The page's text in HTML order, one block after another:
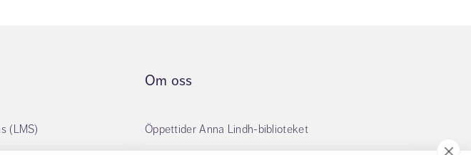
(LMS)
Om oss
Öppettider Anna Lindh-biblioteket